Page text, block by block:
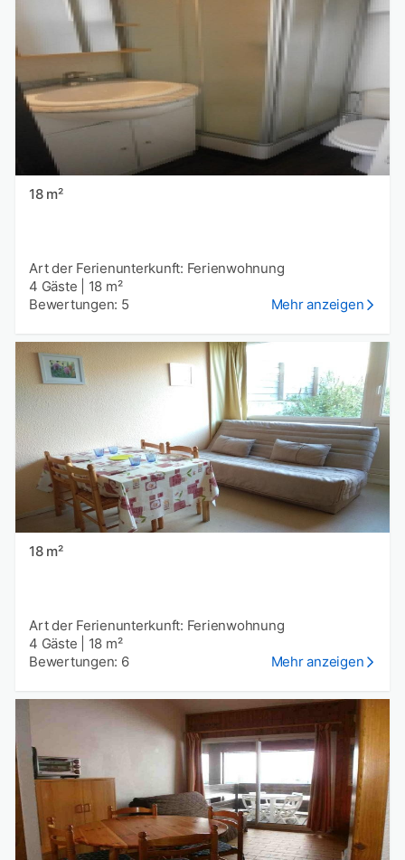
18 m²
Art der Ferienunterkunft: Ferienwohnung
4 Gäste
18 m²
Bewertungen: 5
Mehr anzeigen
18 m²
Art der Ferienunterkunft: Ferienwohnung
4 Gäste
18 m²
Bewertungen: 6
Mehr anzeigen